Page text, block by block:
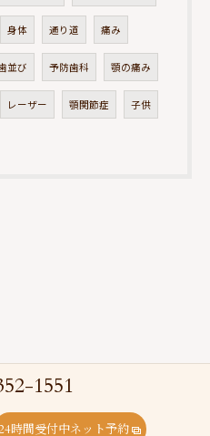
身体 通り道 痛み
並び 予防歯科 顎の痛み
レーザー 顎関節症 子供
1551
時間受付中ネット予約